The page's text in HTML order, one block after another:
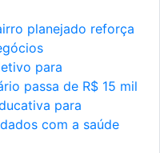
planejado reforça
para
passa de R$ 15 mil
para
com a saúde